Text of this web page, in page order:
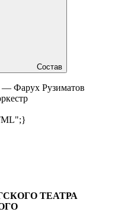
Состав
— Фарух Рузиматов
ТЕАТРА